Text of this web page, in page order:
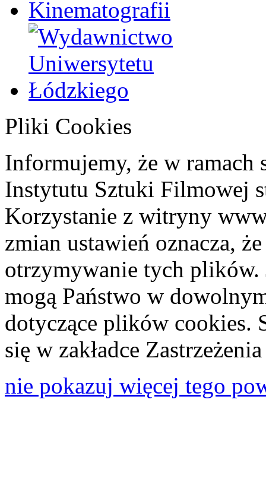
Pliki Cookies
Informujemy, że w ramach
Instytutu Sztuki Filmowej
Korzystanie z witryny
zmian ustawień oznacza,
otrzymywanie tych plików.
mogą Państwo w
dotyczące plików cookies.
się w zakładce
nie pokazuj więcej tego